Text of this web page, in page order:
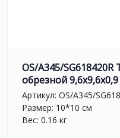
OS/A345/
обрезной
Артикул: OS/A345/
Размер: 10*10 см
Вес: 0.16 кг